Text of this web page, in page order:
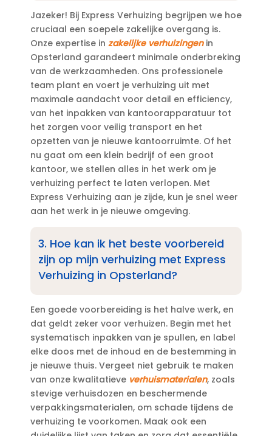
Jazeker! Bij Express Verhuizing begrijpen we hoe
cruciaal een soepele zakelijke overgang is.​
Onze expertise in zakelijke verhuizingenin
Opsterland garandeert minimale onderbreking
van de werkzaamheden.​ Ons professionele
team plant en voert je verhuizing uit met
maximale aandacht voor detail en efficiency,
van het inpakken van kantoorapparatuur tot
het zorgen voor veilig transport en het
opzetten van je nieuwe kantoorruimte.​ Of het
nu gaat om een klein bedrijf of een groot
kantoor, we stellen alles in het werk om je
verhuizing perfect te laten verlopen.​ Met
Express Verhuizing aan je zijde, kun je snel weer
aan het werk in je nieuwe omgeving.​
3.​ Hoe kan ik het beste voorbereid
zijn op mijn verhuizing met Express
Verhuizing in Opsterland?
Een goede voorbereiding is het halve werk, en
dat geldt zeker voor verhuizen.​ Begin met het
systematisch inpakken van je spullen, en label
elke doos met de inhoud en de bestemming in
je nieuwe thuis.​ Vergeet niet gebruik te maken
van onze kwalitatieve verhuismaterialen, zoals
stevige verhuisdozen en beschermende
verpakkingsmaterialen, om schade tijdens de
verhuizing te voorkomen.​ Maak ook een